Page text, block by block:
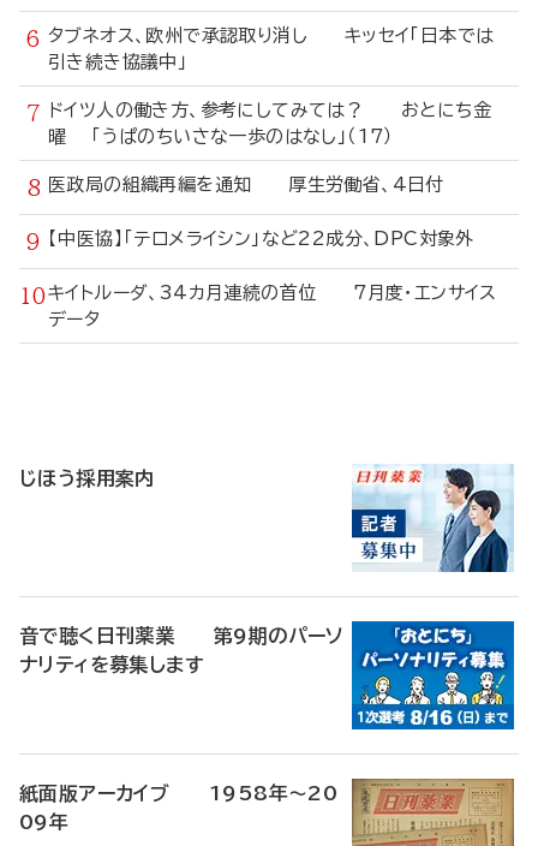
タブネオス、欧州で承認取り消し キッセイ「日本では
引き続き協議中」
ドイツ人の働き方、参考にしてみては？ おとにち金
曜 「うぱのちいさな一歩のはなし」（17）
医政局の組織再編を通知 厚生労働省、4日付
【中医協】「テロメライシン」など22成分、DPC対象外
キイトルーダ、34カ月連続の首位 7月度・エンサイス
データ
じほう採用案内
音で聴く日刊薬業 第9期のパーソ
ナリティを募集します
紙面版アーカイブ 1958年～20
09年